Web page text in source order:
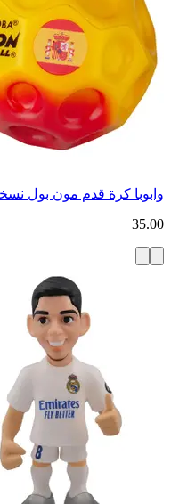
وابوبا كرة قدم مون بول
35.00